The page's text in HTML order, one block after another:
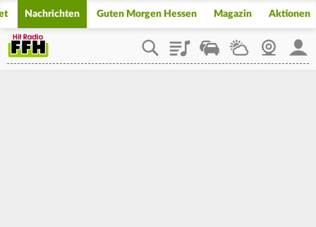
Nachrichten Guten Morgen Hessen Magazin Aktionen
PlaylistStaupilotWetterWebcam